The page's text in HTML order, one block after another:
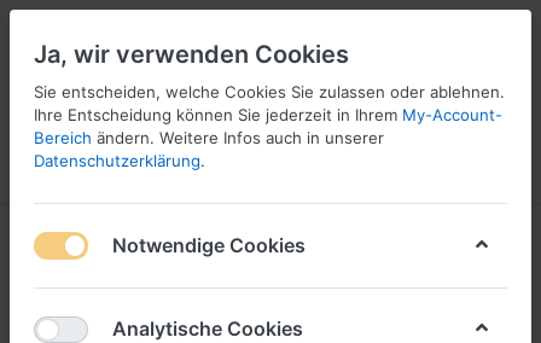
☎ 037296 69240
Menü Anmelden
Ja, wir verwenden Cookies
Sie entscheiden, welche Cookies Sie zulassen oder ablehnen.
Ihre Entscheidung können Sie jederzeit in Ihrem My-Account-
Bereich ändern. Weitere Infos auch in unserer
Datenschutzerklärung.
Notwendige Cookies
Analytische Cookies